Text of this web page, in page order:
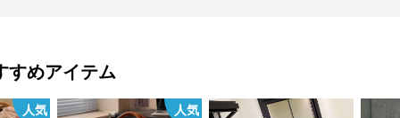
すめアイテム
人気 人気